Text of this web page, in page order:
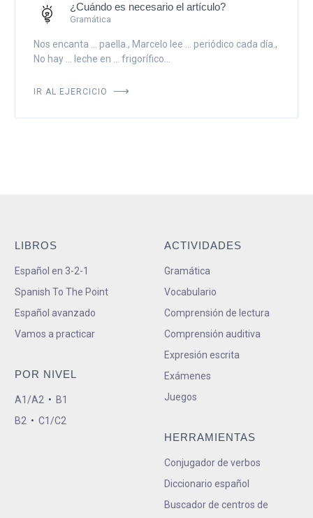
¿Cuándo es necesario el artículo?
Gramática
Nos encanta ... paella., Marcelo lee ... periódico cada día.,
No hay ... leche en ... frigorífico...
IR AL EJERCICIO
LIBROS
Español en 3-2-1
Spanish To The Point
Español avanzado
Vamos a practicar
POR NIVEL
A1/A2 • B1
B2 • C1/C2
ACTIVIDADES
Gramática
Vocabulario
Comprensión de lectura
Comprensión auditiva
Expresión escrita
Exámenes
Juegos
HERRAMIENTAS
Conjugador de verbos
Diccionario español
Buscador de centros de